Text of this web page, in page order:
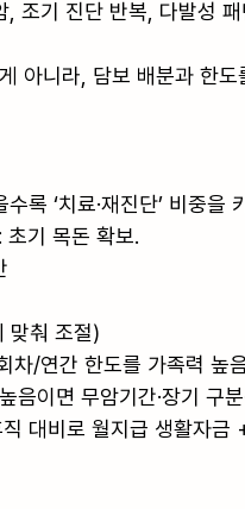
조기 진단 반복, 다발성 패
아니라, 담보 배분과 한
록 ‘치료·재진단’ 비중을
기 목돈 확보.
맞춰 조절)
차/연간 한도를 가족력
음이면 무암기간·장기 구
대비로 월지급 생활자금